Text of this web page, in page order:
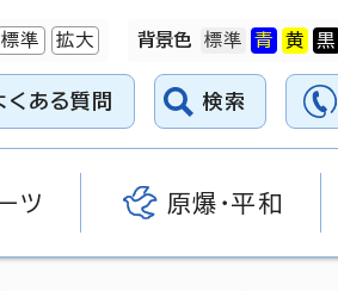
標準 拡大 背景色
くある質問 検索
ツ 原爆・平和